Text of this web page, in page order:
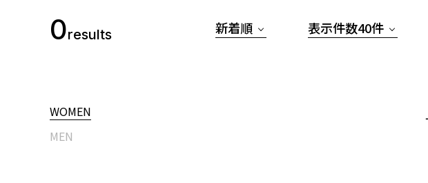
0results
WOMEN
MEN
新着順 表示件数40件